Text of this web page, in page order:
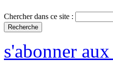
Chercher dans ce site :
s'abonner